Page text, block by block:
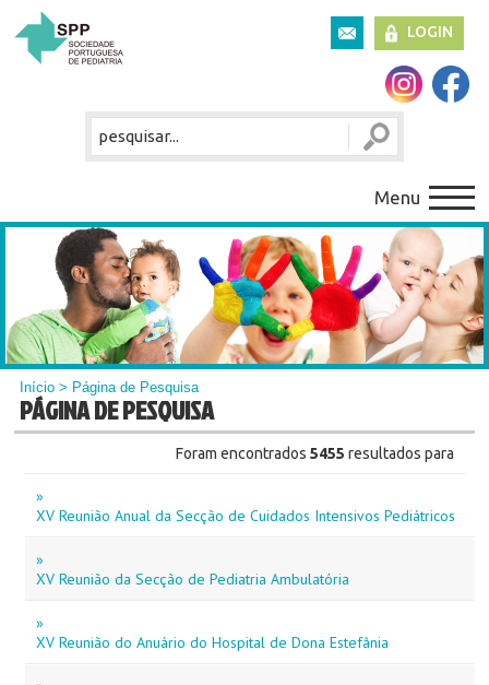
LOGIN
Menu
Início > Página de Pesquisa
PÁGINA DE PESQUISA
Foram encontrados 5455resultados para
»
XV Reunião Anual da Secção de Cuidados Intensivos Pediátricos
»
XV Reunião da Secção de Pediatria Ambulatória
»
XV Reunião do Anuário do Hospital de Dona Estefânia